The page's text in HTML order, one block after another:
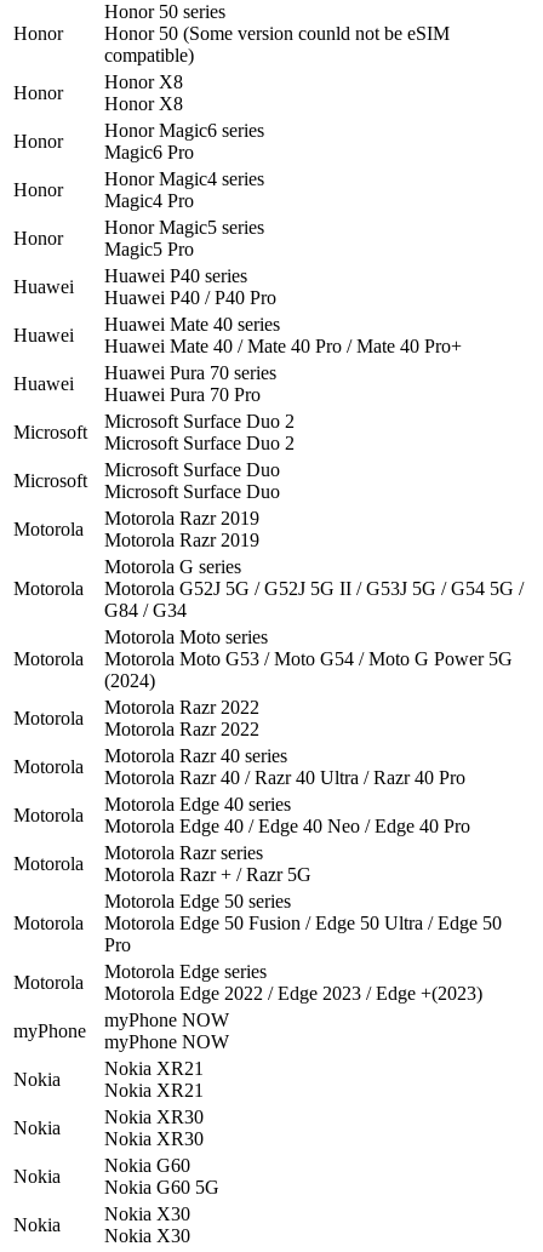
Honor
Honor 50 series
Honor 50 (Some version counld not be eSIM
compatible)
Honor
Honor X8
Honor X8
Honor
Honor Magic6 series
Magic6 Pro
Honor
Honor Magic4 series
Magic4 Pro
Honor
Honor Magic5 series
Magic5 Pro
Huawei
Huawei P40 series
Huawei P40 / P40 Pro
Huawei
Huawei Mate 40 series
Huawei Mate 40 / Mate 40 Pro / Mate 40 Pro+
Huawei
Huawei Pura 70 series
Huawei Pura 70 Pro
Microsoft
Microsoft Surface Duo 2
Microsoft Surface Duo 2
Microsoft
Microsoft Surface Duo
Microsoft Surface Duo
Motorola
Motorola Razr 2019
Motorola Razr 2019
Motorola
Motorola G series
Motorola G52J 5G / G52J 5G II / G53J 5G / G54 5G /
G84 / G34
Motorola
Motorola Moto series
Motorola Moto G53 / Moto G54 / Moto G Power 5G
(2024)
Motorola
Motorola Razr 2022
Motorola Razr 2022
Motorola
Motorola Razr 40 series
Motorola Razr 40 / Razr 40 Ultra / Razr 40 Pro
Motorola
Motorola Edge 40 series
Motorola Edge 40 / Edge 40 Neo / Edge 40 Pro
Motorola
Motorola Razr series
Motorola Razr + / Razr 5G
Motorola
Motorola Edge 50 series
Motorola Edge 50 Fusion / Edge 50 Ultra / Edge 50
Pro
Motorola
Motorola Edge series
Motorola Edge 2022 / Edge 2023 / Edge +(2023)
myPhone
myPhone NOW
myPhone NOW
Nokia
Nokia XR21
Nokia XR21
Nokia
Nokia XR30
Nokia XR30
Nokia
Nokia G60
Nokia G60 5G
Nokia
Nokia X30
Nokia X30